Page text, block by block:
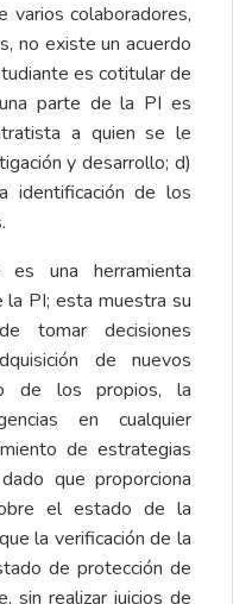
varios colaboradores,
no existe un acuerdo
es cotitular de
parte de la PI es
a quien se le
y desarrollo; d)
identificación de los
es una herramienta
la PI; esta muestra su
tomar decisiones
de nuevos
de los propios, la
en cualquier
de estrategias
que proporciona
el estado de la
la verificación de la
de protección de
sin realizar juicios de